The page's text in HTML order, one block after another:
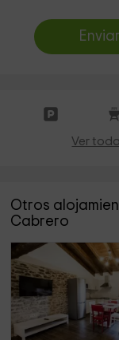
Ver
Otros
Cabrero